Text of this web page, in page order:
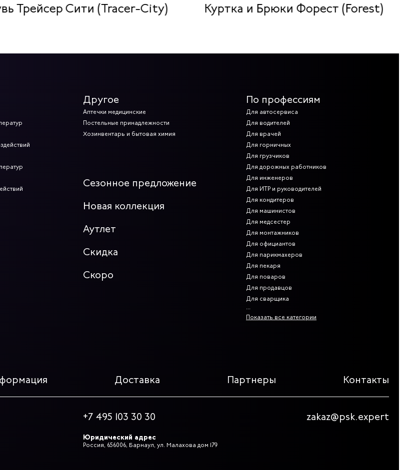
Трейсер Сити (Tracer-City) Куртка и Брюки Форест (Forest)
Другое
Аптечки медицинские
Постельные принадлежности
Хозинвентарь и бытовая химия
Сезонное предложение
Новая коллекция
Аутлет
Скидка
Скоро
По профессиям
Для автосервиса
Для водителей
Для врачей
Для горничных
Для грузчиков
Для дорожных работников
Для инженеров
Для ИТР и руководителей
Для кондитеров
Для машинистов
Для медсестер
Для монтажников
Для официантов
Для парикмахеров
Для пекаря
Для поваров
Для продавцов
Для сварщика
Показать все категории
Доставка Партнеры Контакты
+7 495 103 30 30 zakaz@psk.expert
Юридический адрес
Россия, 656006, Барнаул, ул. Малахова дом 179